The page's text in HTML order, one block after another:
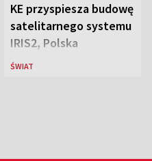
KE przyspiesza budowę
satelitarnego systemu
IRIS2, Polska
przeznaczy 656 mln
ŚWIAT